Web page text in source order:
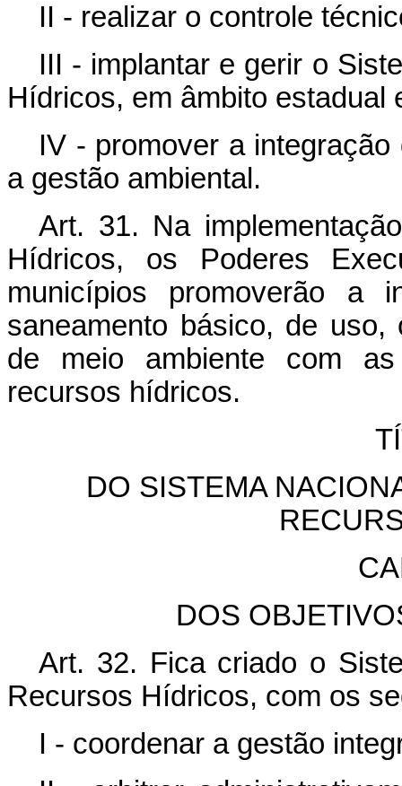
II - realizar o controle
III - implantar e gerir o
Hídricos, em âmbito estadual
IV - promover a
a gestão ambiental.
Art. 31. Na
Hídricos, os Poderes
municípios promoverão a
saneamento básico, de
de meio ambiente com
recursos hídricos.
DO SISTEMA
DOS
Art. 32. Fica criado o
Recursos Hídricos, com os
I - coordenar a gestão